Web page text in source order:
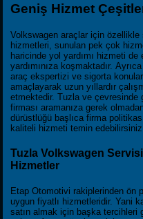
Geniş Hizmet
Volkswagen araçlar için
hizmetleri, sunulan pek çok
haricinde yol yardımı hizmeti
yardımınıza koşmaktadır.
araç ekspertizi ve sigorta
amaçlayarak uzun yıllardır
etmektedir. Tuzla ve çevresinde
firması aramanıza gerek
dürüstlüğü başlıca firma
kaliteli hizmeti temin
Tuzla Volkswagen
Hizmetler
Etap Otomotivi rakiplerinden ön
uygun fiyatlı hizmetleridir. Yani
satın almak için başka tercihleri